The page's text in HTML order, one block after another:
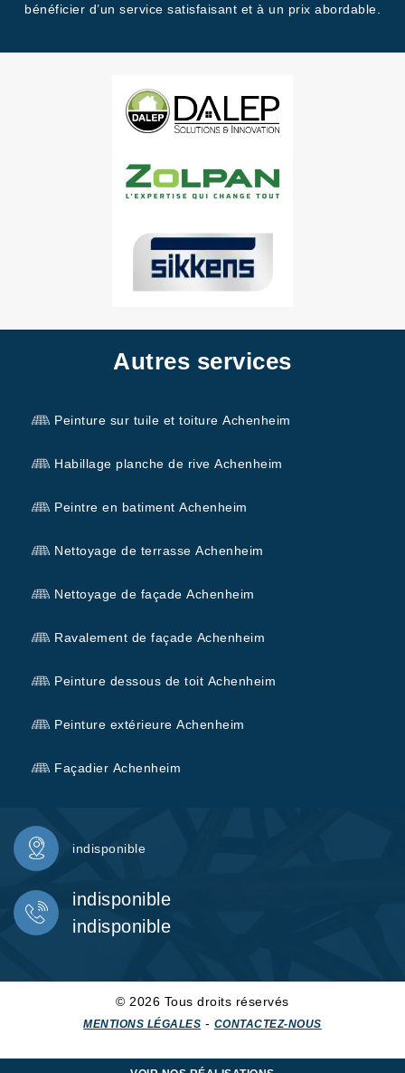
bénéficier d’un service satisfaisant et à un prix abordable.
Autres services
Peinture sur tuile et toiture Achenheim
Habillage planche de rive Achenheim
Peintre en batiment Achenheim
Nettoyage de terrasse Achenheim
Nettoyage de façade Achenheim
Ravalement de façade Achenheim
Peinture dessous de toit Achenheim
Peinture extérieure Achenheim
Façadier Achenheim
indisponible
indisponible
indisponible
© 2026 Tous droits réservés
MENTIONS LÉGALES - CONTACTEZ-NOUS